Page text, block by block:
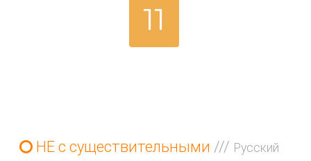
11
НЕ с существительными /// Русский